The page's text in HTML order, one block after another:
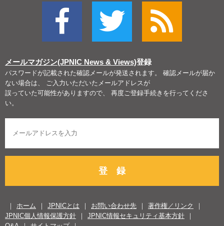
メールマガジン(JPNIC News & Views)登録
パスワードが記載された確認メールが発送されます。 確認メールが届か
ない場合は、 ご入力いただいたメールアドレスが
誤っていた可能性がありますので、 再度ご登録手続きを行ってくださ
い。
登 録
ホーム JPNICとは お問い合わせ先
著作権／リンク
JPNIC個人情報保護方針
JPNIC情報セキュリティ基本方針